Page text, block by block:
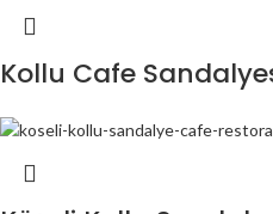
Kollu Cafe